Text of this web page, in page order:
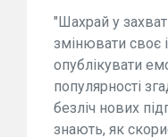
"Шахрай у
змінювати своє
опублікувати
популярності
безліч нових
знають, як